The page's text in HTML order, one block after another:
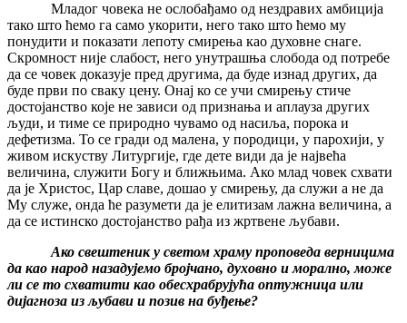
Младог човека не ослобађамо од нездравих амбиција
тако што ћемо га само укорити, него тако што ћемо му
понудити и показати лепоту смирења као духовне снаге.
Скромност није слабост, него унутрашња слобода од потребе
да се човек доказује пред другима, да буде изнад других, да
буде први по сваку цену. Онај ко се учи смирењу стиче
достојанство које не зависи од признања и аплауза других
људи, и тиме се природно чувамо од насиља, порока и
дефетизма. То се гради од малена, у породици, у парохији, у
живом искуству Литургије, где дете види да је највећа
величина, служити Богу и ближњима. Ако млад човек схвати
да је Христос, Цар славе, дошао у смирењу, да служи а не да
Му служе, онда ће разумети да је елитизам лажна величина, а
да се истинско достојанство рађа из жртвене љубави.
Ако свештеник у светом храму проповеда верницима
да као народ назадујемо бројчано, духовно и морално, може
ли се то схватити као обесхрабрујућа оптужница или
дијагноза из љубави и позив на буђење?